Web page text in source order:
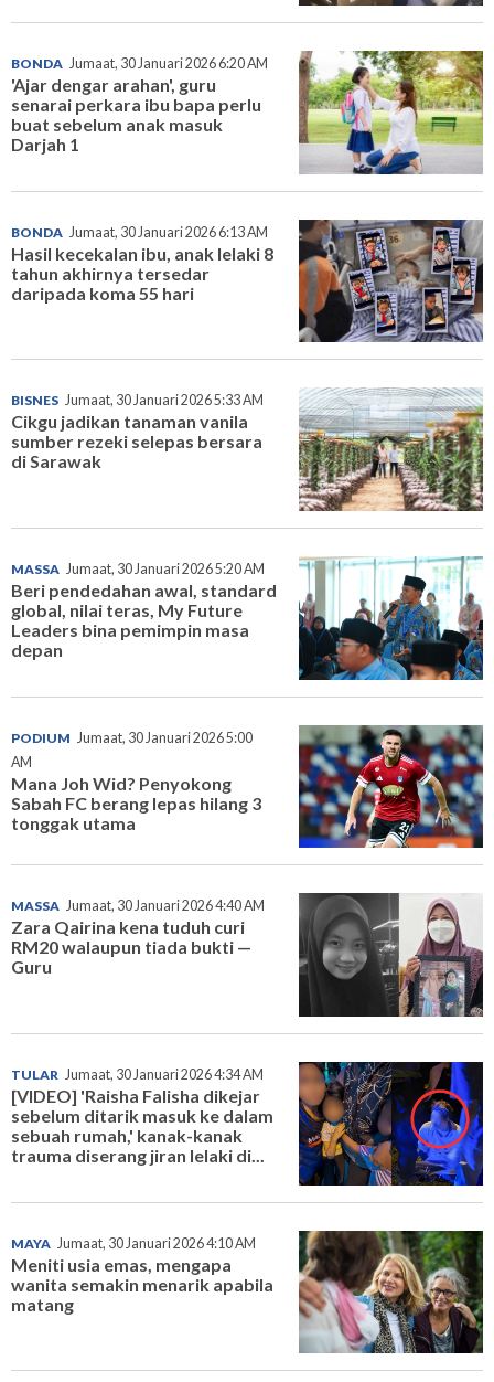
BONDA Jumaat, 30 Januari 2026 6:20 AM
'Ajar dengar arahan', guru
senarai perkara ibu bapa perlu
buat sebelum anak masuk
Darjah 1
BONDA Jumaat, 30 Januari 2026 6:13 AM
Hasil kecekalan ibu, anak lelaki 8
tahun akhirnya tersedar
daripada koma 55 hari
BISNES Jumaat, 30 Januari 2026 5:33 AM
Cikgu jadikan tanaman vanila
sumber rezeki selepas bersara
di Sarawak
MASSA Jumaat, 30 Januari 2026 5:20 AM
Beri pendedahan awal, standard
global, nilai teras, My Future
Leaders bina pemimpin masa
depan
PODIUM Jumaat, 30 Januari 2026 5:00
AM
Mana Joh Wid? Penyokong
Sabah FC berang lepas hilang 3
tonggak utama
MASSA Jumaat, 30 Januari 2026 4:40 AM
Zara Qairina kena tuduh curi
RM20 walaupun tiada bukti —
Guru
TULAR Jumaat, 30 Januari 2026 4:34 AM
[VIDEO] 'Raisha Falisha dikejar
sebelum ditarik masuk ke dalam
sebuah rumah,' kanak-kanak
trauma diserang jiran lelaki di...
MAYA Jumaat, 30 Januari 2026 4:10 AM
Meniti usia emas, mengapa
wanita semakin menarik apabila
matang